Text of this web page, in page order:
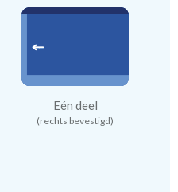
Eén deel
(rechts bevestigd)